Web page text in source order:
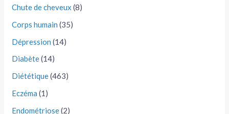
Chute de cheveux (8)
Corps humain (35)
Dépression (14)
Diabète(14)
Diététique(463)
Eczéma (1)
Endométriose(2)